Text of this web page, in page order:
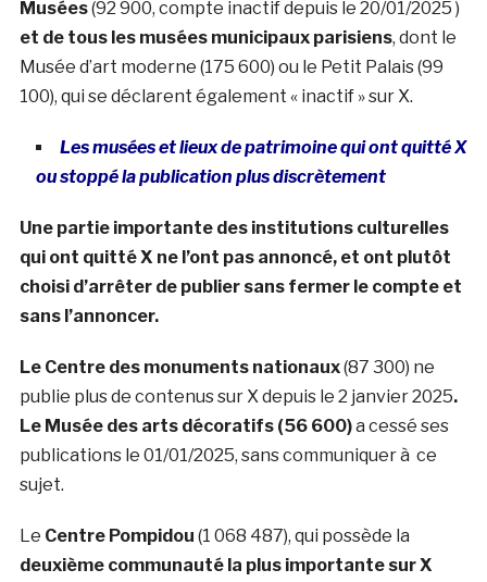
Musées(92 900, compte inactif depuis le 20/01/2025 )
et de tous les musées municipaux parisiens, dont le
Musée d’art moderne (175 600) ou le Petit Palais (99
100), qui se déclarent également « inactif » sur X.
Les musées et lieux de patrimoine qui ont quitté X
ou stoppé la publication plus discrètement
Une partie importante des institutions culturelles
qui ont quitté X ne l’ont pas annoncé, et ont plutôt
choisi d’arrêter de publier sans fermer le compte et
sans l’annoncer.
Le Centre des monuments nationaux(87 300) ne
publie plus de contenus sur X depuis le 2 janvier 2025.
Le Musée des arts décoratifs (56 600)a cessé ses
publications le 01/01/2025, sans communiquer à ce
sujet.
Le Centre Pompidou (1 068 487), qui possède la
deuxième communauté la plus importante sur X